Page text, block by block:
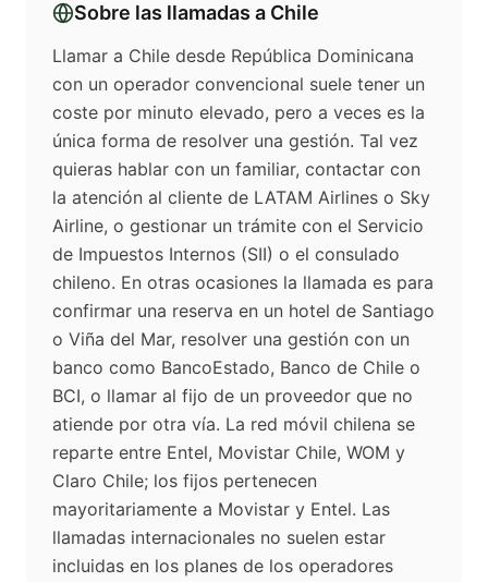
Sobre las llamadas a Chile
Llamar a Chile desde República Dominicana
con un operador convencional suele tener un
coste por minuto elevado, pero a veces es la
única forma de resolver una gestión. Tal vez
quieras hablar con un familiar, contactar con
la atención al cliente de LATAM Airlines o Sky
Airline, o gestionar un trámite con el Servicio
de Impuestos Internos (SII) o el consulado
chileno. En otras ocasiones la llamada es para
confirmar una reserva en un hotel de Santiago
o Viña del Mar, resolver una gestión con un
banco como BancoEstado, Banco de Chile o
BCI, o llamar al fijo de un proveedor que no
atiende por otra vía. La red móvil chilena se
reparte entre Entel, Movistar Chile, WOM y
Claro Chile; los fijos pertenecen
mayoritariamente a Movistar y Entel. Las
llamadas internacionales no suelen estar
incluidas en los planes de los operadores